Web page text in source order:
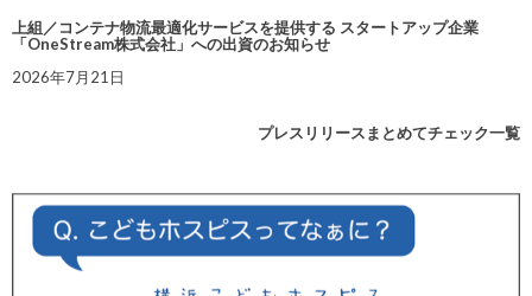
上組／コンテナ物流最適化サービスを提供する スタートアップ企業
「OneStream株式会社」への出資のお知らせ
2026年7月21日
プレスリリースまとめてチェック一覧